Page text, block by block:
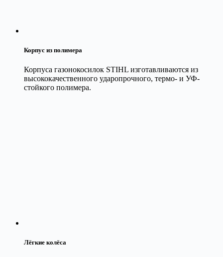
Корпус из полимера
Корпуса газонокосилок STIHL изготавливаются из
высококачественного ударопрочного, термо- и УФ-
стойкого полимера.
Лёгкие колёса